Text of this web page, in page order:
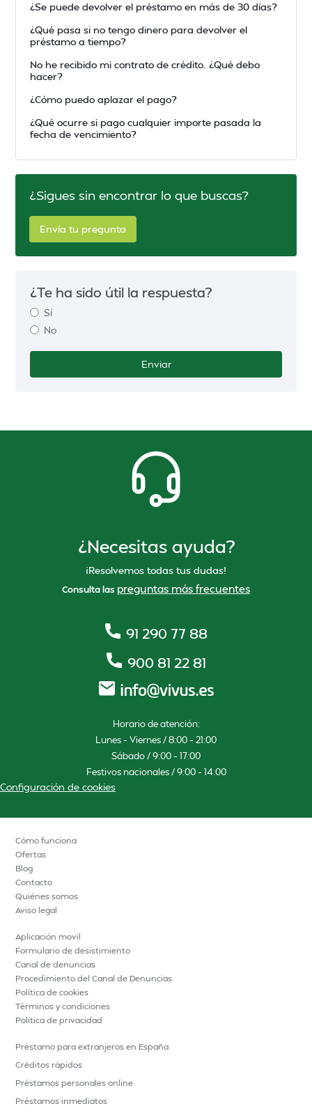
¿Se puede devolver el préstamo en más de 30 días?
¿Qué pasa si no tengo dinero para devolver el
préstamo a tiempo?
No he recibido mi contrato de crédito. ¿Qué debo
hacer?
¿Cómo puedo aplazar el pago?
¿Qué ocurre si pago cualquier importe pasada la
fecha de vencimiento?
¿Sigues sin encontrar lo que buscas?
Envía tu pregunta
¿Te ha sido útil la respuesta?
Sí
No
¿Necesitas ayuda?
¡Resolvemos todas tus dudas!
Consulta las preguntas más frecuentes
91 290 77 88
900 81 22 81
Horario de atención:
Lunes – Viernes / 8:00 – 21:00
Sábado / 9:00 – 17:00
Festivos nacionales / 9:00 – 14:00
Configuración de cookies
Cómo funciona
Ofertas
Blog
Contacto
Quiénes somos
Aviso legal
Aplicación movil
Formulario de desistimiento
Canal de denuncias
Procedimiento del Canal de Denuncias
Política de cookies
Términos y condiciones
Política de privacidad
Préstamo para extranjeros en España
Créditos rápidos
Préstamos personales online
Préstamos inmediatos